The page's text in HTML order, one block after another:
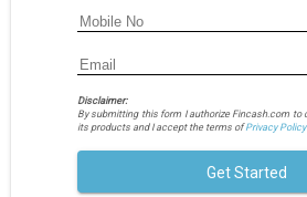
Disclaimer:
By submitting this form I authorize Fincash.com to
its products and I accept the terms ofPrivacy Policy
Get Started